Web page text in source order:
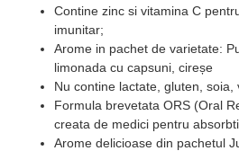
Contine zinc si vitamina C
imunitar;
Arome in pachet de varietate:
limonada cu capsuni, cireșe
Nu contine lactate, gluten, soia,
Formula brevetata ORS (Oral
creata de medici pentru
Arome delicioase din pachetul